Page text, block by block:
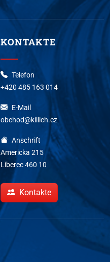
KONTAKTE
Telefon
+420 485 163 014
E-Mail
obchod@killich.cz
Anschrift
Americka 215
Liberec 460 10
Kontakte